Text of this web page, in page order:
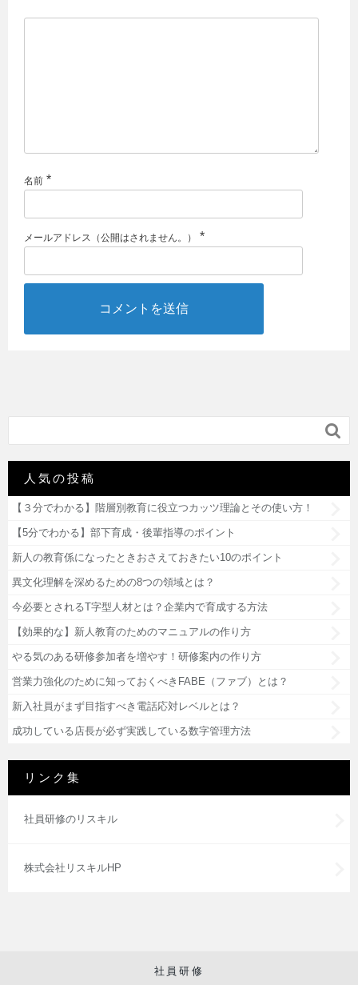
名前 *
メールアドレス（公開はされません。） *

人気の投稿
【３分でわかる】階層別教育に役立つカッツ理論とその使い方！
【5分でわかる】部下育成・後輩指導のポイント
新人の教育係になったときおさえておきたい10のポイント
異文化理解を深めるための8つの領域とは？
今必要とされるT字型人材とは？企業内で育成する方法
【効果的な】新人教育のためのマニュアルの作り方
やる気のある研修参加者を増やす！研修案内の作り方
営業力強化のために知っておくべきFABE（ファブ）とは？
新入社員がまず目指すべき電話応対レベルとは？
成功している店長が必ず実践している数字管理方法
リンク集
社員研修のリスキル
株式会社リスキルHP
社員研修